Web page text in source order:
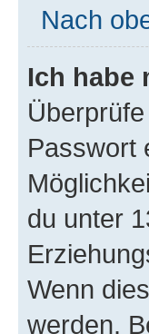
Nach
Ich habe
Passwort
du unter
Wenn
werden.